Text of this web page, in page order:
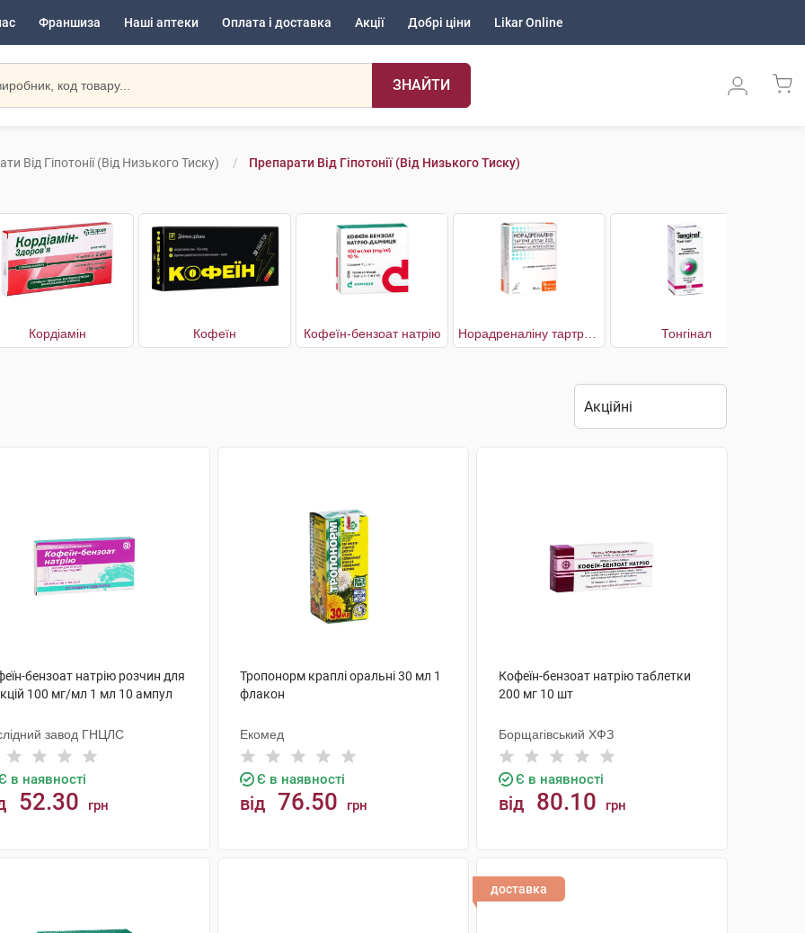
Франшиза Наші аптеки Оплата і доставка Акції Добрі ціни Likar Online
ЗНАЙТИ
Від Гіпотонії (від Низького Тиску) Препарати Від Гіпотонії (від Низького Тиску)
Кордіамін Кофеїн Кофеїн-бензоат натрію Тонгінал
бензоат натрію розчин для
100 мг/мл 1 мл 10 ампул
завод ГНЦЛС
в наявності
52.30 грн
Тропонорм краплі оральні 30 мл 1
флакон
Екомед
Є в наявності
від 76.50 грн
Кофеїн-бензоат натрію таблетки
200 мг 10 шт
Борщагівський ХФЗ
Є в наявності
від 80.10 грн
доставка